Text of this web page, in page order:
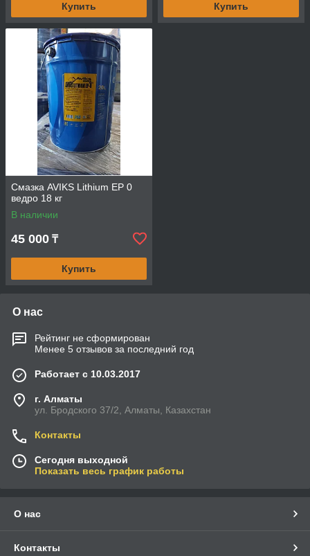
Купить Купить
Смазка AVIKS Lithium EP 0
ведро 18 кг
В наличии
45 000 ₸
Купить
О нас
Рейтинг не сформирован
Менее 5 отзывов за последний год
Работает с 10.03.2017
г. Алматы
ул. Бродского 37/2, Алматы, Казахстан
Контакты
Сегодня выходной
Показать весь график работы
О нас
Контакты